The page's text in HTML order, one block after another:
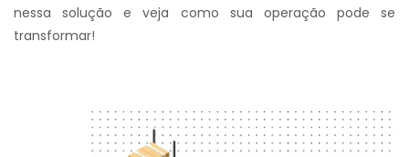
nessa solução e veja como sua operação pode se
transformar!